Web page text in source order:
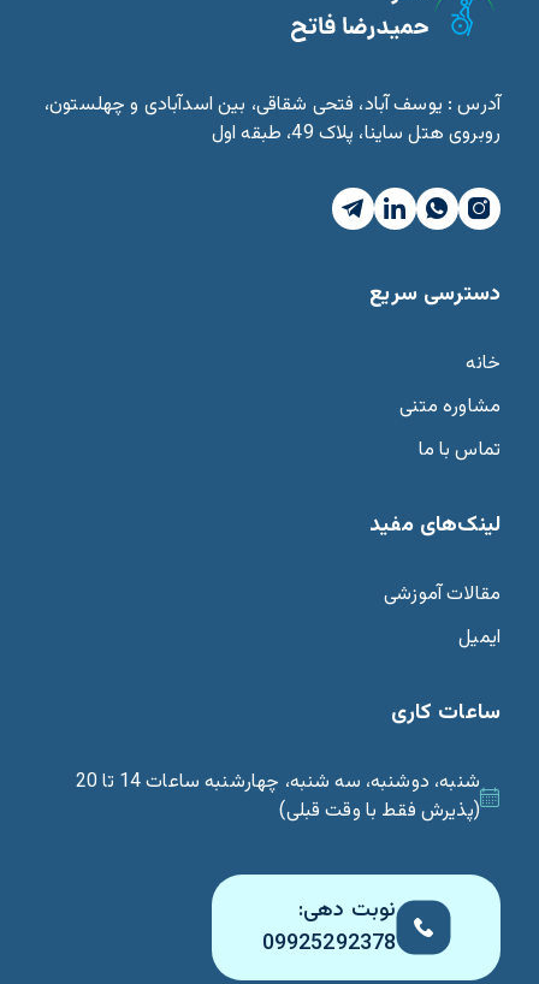
آدرس : یوسف آباد، فتحی شقاقی، بین اسدآبادی و چهلستون،
روبروی هتل ساینا، پلاک 49، طبقه اول
دسترسی سریع
خانه
مشاوره متنی
تماس با ما
لینک‌های مفید
مقالات آموزشی
ایمیل
ساعات کاری
شنبه، دوشنبه، سه شنبه، چهارشنبه ساعات 14 تا 20
(پذیرش فقط با وقت قبلی)
نوبت دهی:
09925292378